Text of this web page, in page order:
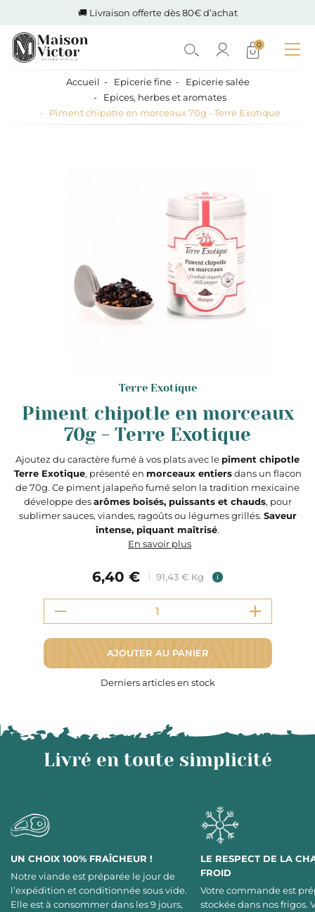
🚚 Livraison offerte dès 80€ d’achat
0
Accueil Epicerie fine
Epicerie salée
Epices, herbes et aromates
Piment chipotle en morceaux 70g - Terre Exotique
Terre Exotique
Piment chipotle en morceaux
70g - Terre Exotique
Ajoutez du caractère fumé à vos plats avec le piment chipotle
Terre Exotique, présenté en morceaux entiersdans un flacon
de 70g. Ce piment jalapeño fumé selon la tradition mexicaine
développe desarômes boisés, puissants et chauds, pour
sublimer sauces, viandes, ragoûts ou légumes grillés. Saveur
intense, piquant maîtrisé.
En savoir plus
6,40 € 91,43 € Kg i
AJOUTER AU PANIER
Derniers articles en stock
Livré en toute simplicité
UN CHOIX 100% FRAÎCHEUR !
Notre viande est préparée le jour de
l’expédition et conditionnée sous vide.
Elle est à consommer dans les 9 jours,
LE RESPECT DE LA
FROID
Votre commande est
stockée dans nos frigos.